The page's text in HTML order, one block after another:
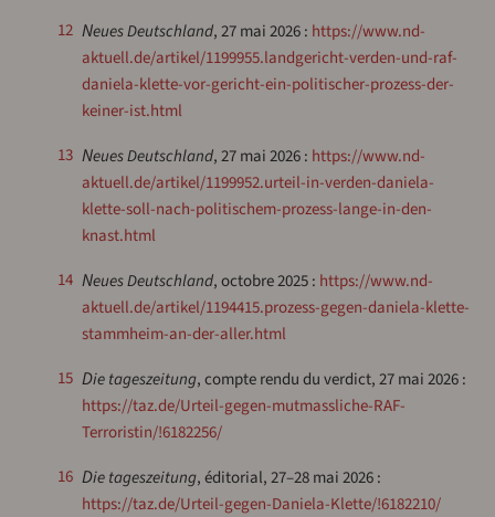
12
Neues Deutschland, 27 mai 2026 : https://www.nd-
aktuell.de/artikel/1199955.landgericht-verden-und-raf-
daniela-klette-vor-gericht-ein-politischer-prozess-der-
keiner-ist.html
13
Neues Deutschland, 27 mai 2026 : https://www.nd-
aktuell.de/artikel/1199952.urteil-in-verden-daniela-
klette-soll-nach-politischem-prozess-lange-in-den-
knast.html
14
Neues Deutschland, octobre 2025 : https://www.nd-
aktuell.de/artikel/1194415.prozess-gegen-daniela-klette-
stammheim-an-der-aller.html
15
Die tageszeitung, compte rendu du verdict, 27 mai 2026 :
https://taz.de/Urteil-gegen-mutmassliche-RAF-
Terroristin/!6182256/
16
Die tageszeitung, éditorial, 27–28 mai 2026 :
https://taz.de/Urteil-gegen-Daniela-Klette/!6182210/